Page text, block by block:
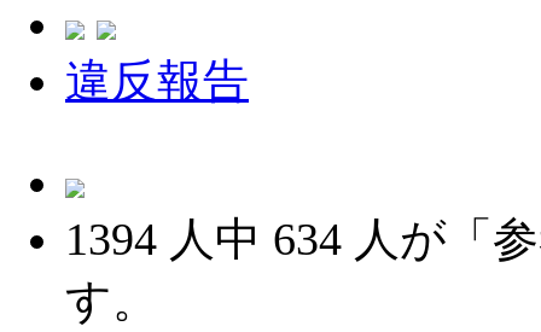
違反報告
1394 人中 634 人が「
す。